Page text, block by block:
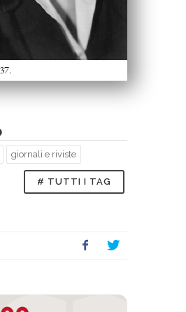
giornali e riviste
# TUTTI I TAG